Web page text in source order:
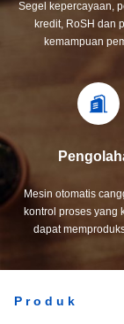
Segel kepercayaan,
kredit, RoSH dan
kemampuan
laboratorium
profesional.
Mesin otomatis
kontrol proses yang
dapat
Produk